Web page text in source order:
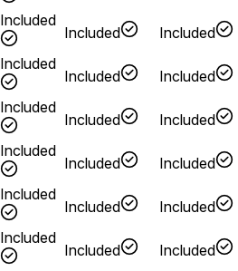
Included
Included Included
Included
Included Included
Included
Included Included
Included
Included Included
Included
Included Included
Included
Included
Included